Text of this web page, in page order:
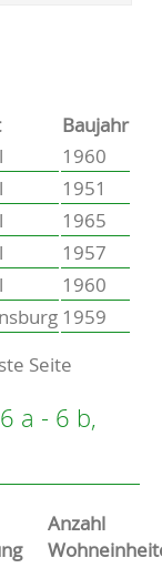
Seite
Baujahr
1960
1951
1965
1957
1960
1959
Seite
a - 6 b,
Anzahl